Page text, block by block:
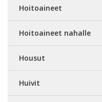
Hoitoaineet
Hoitoaineet nahalle
Housut
Huivit